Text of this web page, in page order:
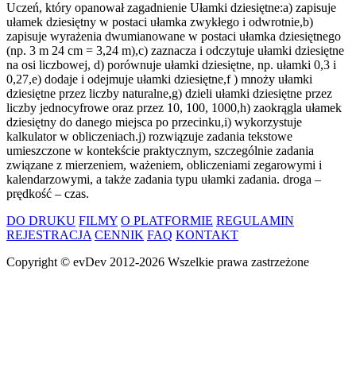
Uczeń, który opanował zagadnienie Ułamki dziesiętne:a) zapisuje
ułamek dziesiętny w postaci ułamka zwykłego i odwrotnie,b)
zapisuje wyrażenia dwumianowane w postaci ułamka dziesiętnego
(np. 3 m 24 cm = 3,24 m),c) zaznacza i odczytuje ułamki dziesiętne
na osi liczbowej, d) porównuje ułamki dziesiętne, np. ułamki 0,3 i
0,27,e) dodaje i odejmuje ułamki dziesiętne,f ) mnoży ułamki
dziesiętne przez liczby naturalne,g) dzieli ułamki dziesiętne przez
liczby jednocyfrowe oraz przez 10, 100, 1000,h) zaokrągla ułamek
dziesiętny do danego miejsca po przecinku,i) wykorzystuje
kalkulator w obliczeniach.j) rozwiązuje zadania tekstowe
umieszczone w kontekście praktycznym, szczególnie zadania
związane z mierzeniem, ważeniem, obliczeniami zegarowymi i
kalendarzowymi, a także zadania typu ułamki zadania. droga –
prędkość – czas.
DO DRUKU FILMY O PLATFORMIE REGULAMIN
REJESTRACJA CENNIK FAQ KONTAKT
Copyright © evDev 2012-2026 Wszelkie prawa zastrzeżone